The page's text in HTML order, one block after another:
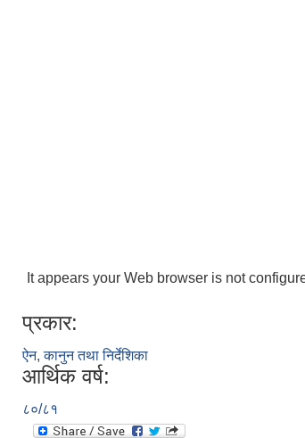
It appears your Web browser is not
प्रकार:
ऐन, कानुन तथा निर्देशिका
आर्थिक वर्ष:
८०/८१